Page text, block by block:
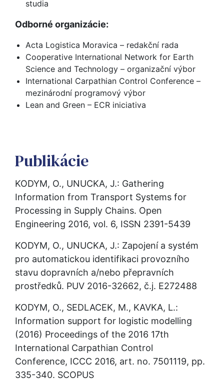
studia
Odborné organizácie:
Acta Logistica Moravica – redakční rada
Cooperative International Network for Earth
Science and Technology – organizační výbor
International Carpathian Control Conference –
mezinárodní programový výbor
Lean and Green – ECR iniciativa
Publikácie
KODYM, O., UNUCKA, J.: Gathering
Information from Transport Systems for
Processing in Supply Chains. Open
Engineering 2016, vol. 6, ISSN 2391-5439
KODYM, O., UNUCKA, J.: Zapojení a systém
pro automatickou identifikaci provozního
stavu dopravních a/nebo přepravních
prostředků. PUV 2016-32662, č.j. E272488
KODYM, O., SEDLACEK, M., KAVKA, L.:
Information support for logistic modelling
(2016) Proceedings of the 2016 17th
International Carpathian Control
Conference, ICCC 2016, art. no. 7501119, pp.
335-340. SCOPUS